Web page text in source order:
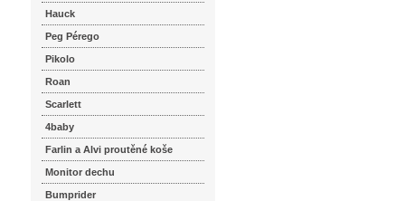
Hauck
Peg Pérego
Pikolo
Roan
Scarlett
4baby
Farlin a Alvi proutěné koše
Monitor dechu
Bumprider